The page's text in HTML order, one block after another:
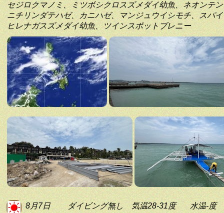
セジロクマノミ、ミツボシクロスズメダイ幼魚、ネオンテ
ニチリンダテハゼ、カニハゼ、マンジュウイシモチ、スパ
ヒレナガスズメダイ幼魚、ツインスポットブレニー
8月7日 ダイビング無し 気温28-31度 水温-度